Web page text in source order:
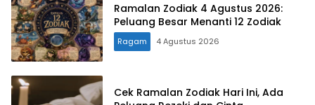
Ramalan Zodiak 4 Agustus 2026:
Peluang Besar Menanti 12 Zodiak
Ragam 4 Agustus 2026
Cek Ramalan Zodiak Hari Ini, Ada